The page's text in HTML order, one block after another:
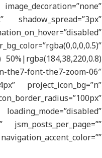
shadow_spread=”3px”
the7-font-the7-zoom-06″
project_icon_bg=”n”
jsm_posts_per_page=””